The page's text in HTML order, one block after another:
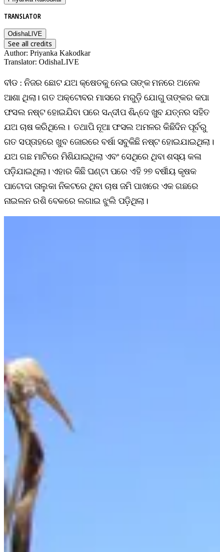
TRANSLATOR
OdishaLIVE
See all credits
Author: Priyanka Kakodkar
Translator: OdishaLIVE
ବୀଡ : ନିଜର ଛୋଟ ଯଅ କ୍ଷେତକୁ ନେଇ ତାଙ୍କ ମନରେ ଅନେକ
ଆଶା ଥିଲା। ଗତ ଅକ୍ଟୋବର ମାସରେ ମରୁଡ଼ି ଯୋଗୁ ତାଙ୍କର କପା
ଫସଲ ନଷ୍ଟ ହୋଇଯିବା ପରେ ସନ୍ଦୀପ ଶିନ୍ଦେ ଖୁବ ଯତ୍ନର ସହିତ
ଯଅ ଚାଷ କରିଥିଲେ। ତଥାପି ନୂଆ ଫସଲ ଅମଳର କିଛିଦିନ ପୂର୍ବରୁ
ଗତ ସପ୍ତାହରେ ଖୁବ ଜୋରରେ ବର୍ଷା ସବୁକିଛି ନଷ୍ଟ ହୋଇଯାଇଥିଲା।
ଯଅ ଗଛ ମାଟିରେ ମିଶିଯାଇଥିଲା ଏବଂ ସେଥିରେ ଥିବା ଶସ୍ୟ କଳା
ପଡ଼ିଯାଇଥିଲା। ଏହାର କିଛି ଘଣ୍ଟା ପରେ ଏହି ୨୭ ବର୍ଷୀୟ କୃଷକ
ପାଟୋଦା ତାଲୁକା ନିକଟରେ ଥିବା ଚାଷ ଜମି ପାଖରେ ଏକ ଗଛରେ
ନାଇଲନ ରଶି ବେକରେ ଲଗାଇ ଝୁଲି ପଡ଼ିଥିଲା।